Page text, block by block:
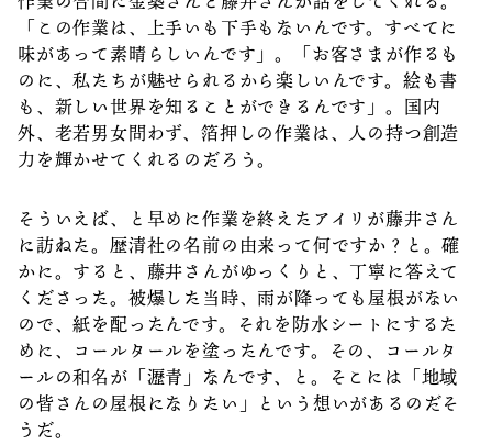
「この作業は、上手いも下手もないんです。すべてに
味があって素晴らしいんです」。「お客さまが作るも
のに、私たちが魅せられるから楽しいんです。絵も書
も、新しい世界を知ることができるんです」。国内
外、老若男女問わず、箔押しの作業は、人の持つ創造
力を輝かせてくれるのだろう。
そういえば、と早めに作業を終えたアイリが藤井さん
に訪ねた。歴清社の名前の由来って何ですか？と。確
かに。すると、藤井さんがゆっくりと、丁寧に答えて
くださった。被爆した当時、雨が降っても屋根がない
ので、紙を配ったんです。それを防水シートにするた
めに、コールタールを塗ったんです。その、コールタ
ールの和名が「瀝青」なんです、と。そこには「地域
の皆さんの屋根になりたい」という想いがあるのだそ
うだ。